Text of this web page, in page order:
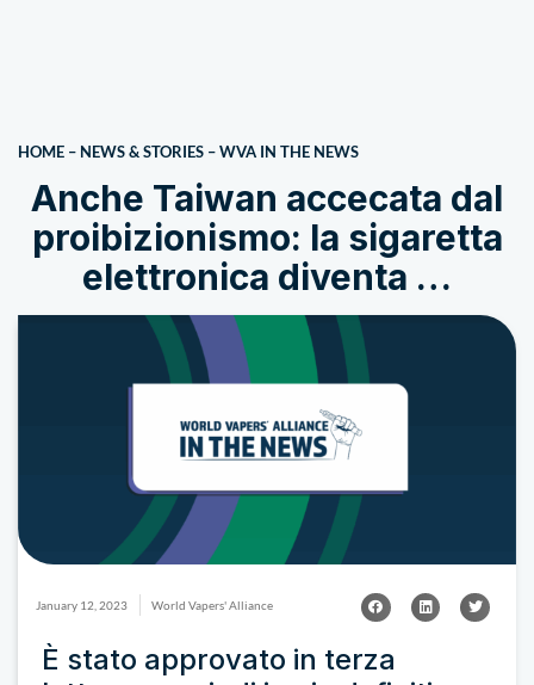
HOME – NEWS & STORIES –WVA IN THE NEWS
Anche Taiwan accecata dal
proibizionismo: la sigaretta
elettronica diventa …
January 12, 2023 World Vapers' Alliance
È stato approvato in terza